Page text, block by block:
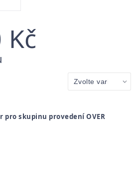
pro skupinu provedení OVER